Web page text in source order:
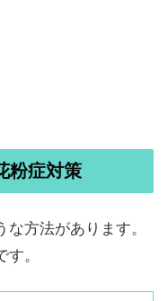
粉症対策
方法があります。
。